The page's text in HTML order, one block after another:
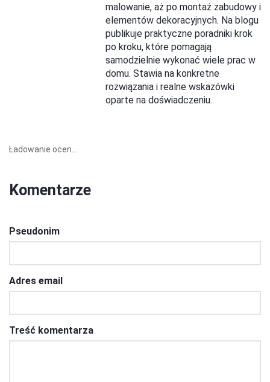
malowanie, aż po montaż zabudowy i
elementów dekoracyjnych. Na blogu
publikuje praktyczne poradniki krok
po kroku, które pomagają
samodzielnie wykonać wiele prac w
domu. Stawia na konkretne
rozwiązania i realne wskazówki
oparte na doświadczeniu.
Ładowanie ocen...
Komentarze
Pseudonim
Adres email
Treść komentarza